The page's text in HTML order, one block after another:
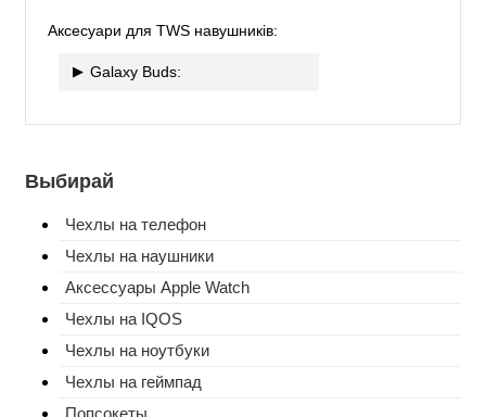
Аксесуари для TWS навушників:
Galaxy Buds:
Выбирай
Чехлы на телефон
Чехлы на наушники
Аксессуары Apple Watch
Чехлы на IQOS
Чехлы на ноутбуки
Чехлы на геймпад
Попсокеты